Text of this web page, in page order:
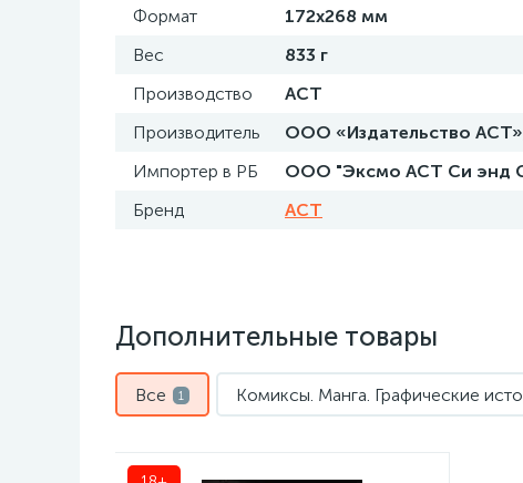
Формат
172х268 мм
Вес
833 г
Производство
АСТ
Производитель
ООО «Издательство
Импортер в РБ
ООО "Эксмо АСТ Си энд
Бренд
АСТ
Дополнительные товары
Все 1 Комиксы. Манга. Графические